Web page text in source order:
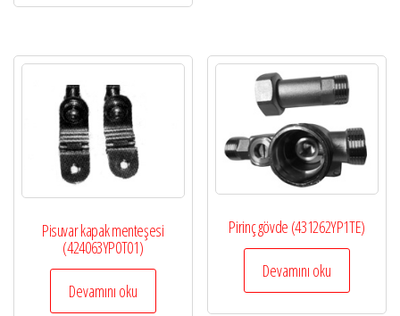
Pisuvar kapak menteşesi
(424063YP0T01)
Devamını oku
Pirinç gövde (431262YP1TE)
Devamını oku